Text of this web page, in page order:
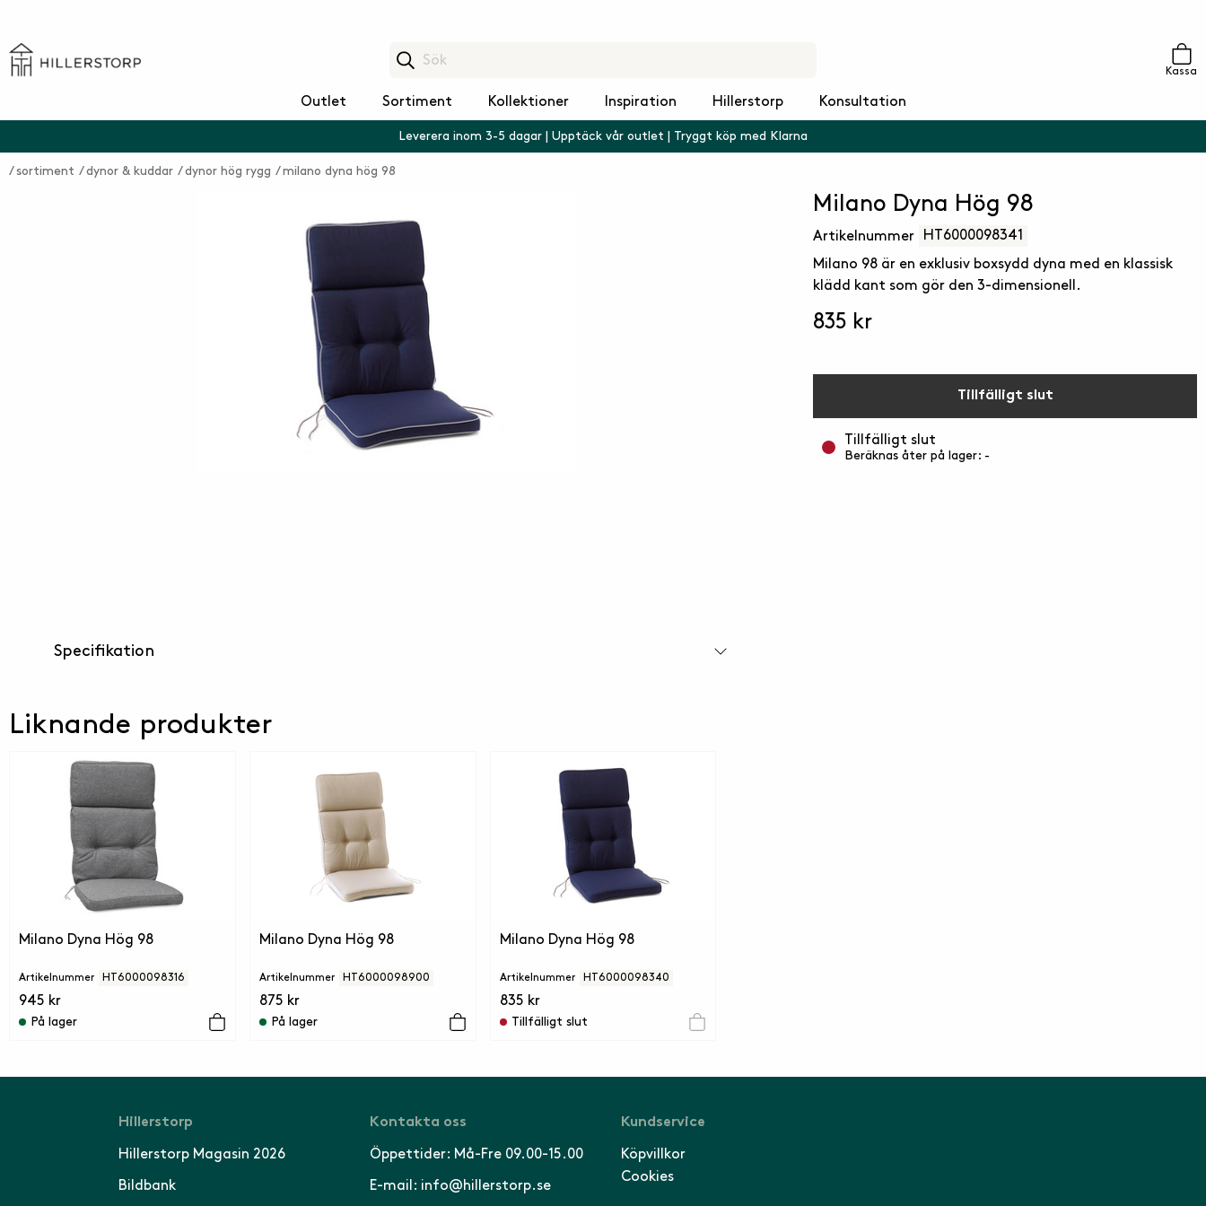
Kassa
Outlet Sortiment Kollektioner Inspiration Hillerstorp Konsultation
Leverera inom 3-5 dagar | Upptäck vår outlet | Tryggt köp med Klarna
sortiment dynor & kuddar dynor hög rygg milano dyna hög 98
Milano Dyna Hög 98
Artikelnummer HT6000098341
Milano 98 är en exklusiv boxsydd dyna med en klassisk
klädd kant som gör den 3-dimensionell.
835 kr
Tillfälligt slut
Tillfälligt slut
Beräknas åter på lager: -
Specifikation
Liknande produkter
Milano Dyna Hög 98
Artikelnummer HT6000098316
945 kr
På lager
Milano Dyna Hög 98
Artikelnummer HT6000098900
875 kr
På lager
Milano Dyna Hög 98
Artikelnummer HT6000098340
835 kr
Tillfälligt slut
Hillerstorp
Hillerstorp Magasin 2026
Bildbank
Kontakta oss
Öppettider: Må-Fre 09.00-15.00
E-mail: info@hillerstorp.se
Kundservice
Köpvillkor
Cookies